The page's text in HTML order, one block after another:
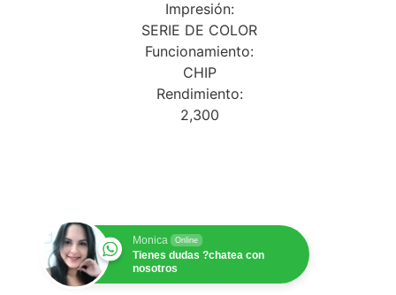
Impresión:
SERIE DE COLOR
Funcionamiento:
CHIP
Rendimiento:
2,300
Monica Online
Tienes dudas ?chatea con
nosotros